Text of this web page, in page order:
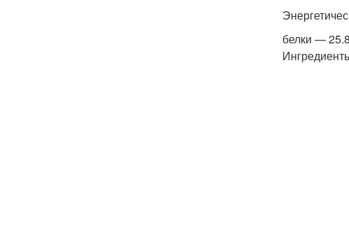
белки —